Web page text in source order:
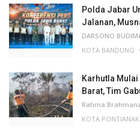
Polda Jabar
Jalanan,
DARSONO
KOTA BANDUNG
Karhutla
Barat, Tim
Rahma
KOTA PONTIANAK